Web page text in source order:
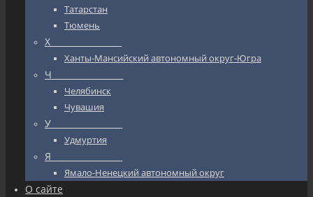
Татарстан
Тюмень
Х_________________
Ханты-Мансийский автономный округ-Югра
Ч_________________
Челябинск
Чувашия
У_________________
Удмуртия
Я_________________
Ямало-Ненецкий автономный округ
О сайте